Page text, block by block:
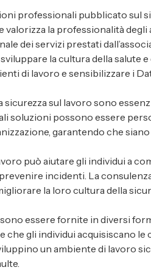
professionali pubblicato sul
valorizza la professionalità
dei servizi prestati
la cultura della salute
di lavoro e sensibilizzare i
sicurezza sul lavoro sono
soluzioni possono essere
garantendo che
può aiutare gli individui a
incidenti. La
la loro cultura della
essere fornite in diversi
che gli individui acquisiscano
un ambiente di lavoro